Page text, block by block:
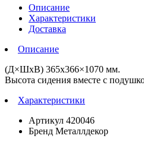
Описание
Характеристики
Доставка
Описание
(Д×ШхВ) 365х366×1070 мм.
Высота сидения вместе с
Характеристики
Артикул 420046
Бренд Металлдекор